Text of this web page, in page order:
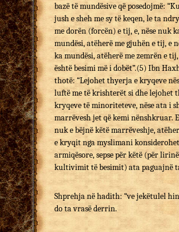
bazë të mundësive që posedojmë:
jush e sheh me sy të keqen, le ta
me dorën (forcën) e tij, e, nëse nuk
mundësi, atëherë me gjuhën e tij, e
ka mundësi, atëherë me zemrën e
është besimi më i dobët”.(5) Ibn
thotë: “Lejohet thyerja e kryqeve
luftë me të krishterët si dhe lejohet
kryqeve të minoriteteve, nëse ata i
marrëvesh jet që kemi nënshkruar.
nuk e bëjnë këtë marrëveshje,
e kryqit nga myslimani
armiqësore, sepse për këtë (për
kultivimit të besimit) ata paguajnë
Shprehja në hadith: “ve jekëtulel
do ta vrasë derrin.